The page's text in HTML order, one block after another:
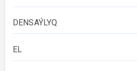
DENSAÝLYQ
EL